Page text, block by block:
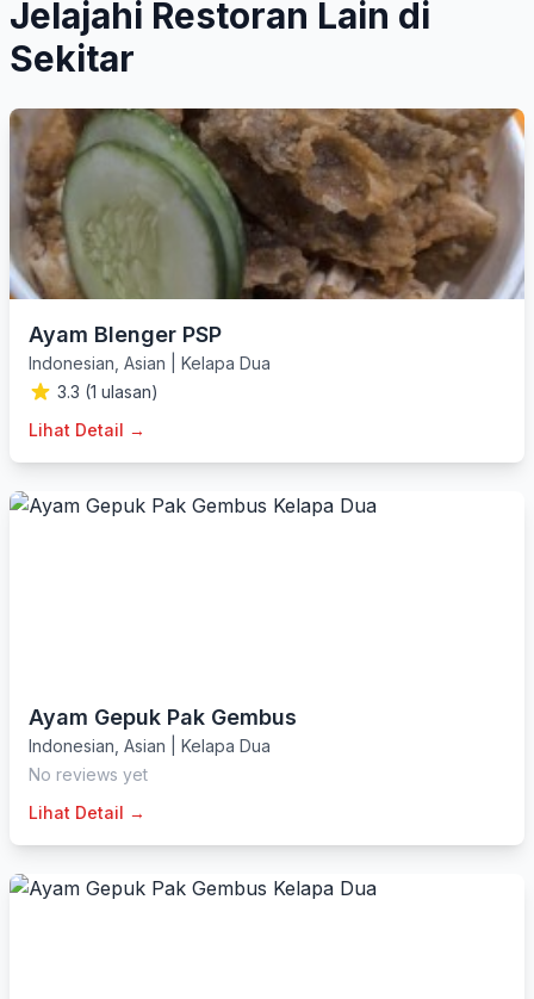
Jelajahi Restoran Lain di
Sekitar
Ayam Blenger PSP
Indonesian Asian
Kelapa Dua
3.3 (1 ulasan)
Lihat Detail →
Ayam Gepuk Pak Gembus
Indonesian Asian
Kelapa Dua
No reviews yet
Lihat Detail →